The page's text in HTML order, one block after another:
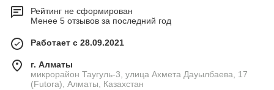
Рейтинг не сформирован
Менее 5 отзывов за последний год
Работает с 28.09.2021
г. Алматы
микрорайон Таугуль-3, улица Ахмета Дауылбаева, 17
(Futora), Алматы, Казахстан